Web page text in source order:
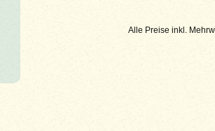
Alle Preise inkl.